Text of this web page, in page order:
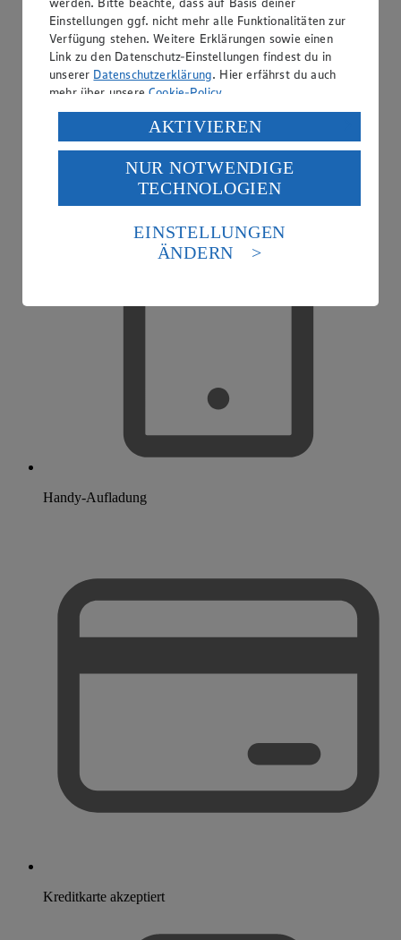
EDEKA smart
Handy-Aufladung
Kreditkarte akzeptiert
Einstellungen ggf. nicht mehr alle Funktionalitäten zur
Verfügung stehen. Weitere Erklärungen sowie einen
Link zu den Datenschutz-Einstellungen findest du in
unserer Datenschutzerklärung. Hier erfährst du auch
mehr über unsereCookie-Policy.
Verarbeitung deiner personenbezogenen Daten in den
USA durch Facebook und YouTube:
Wenn du auf „Aktivieren“ klickst, willigst du im Sinne
des Art. 49 Abs. 1 Satz 1 lit. a) DSGVO ein, dass deine
Daten in den USA verarbeitet werden. Der EuGH sieht
die USA als Land mit einem nach europäischen
Standards nicht angemessenen Datenschutzniveau an.
Es besteht das Risiko eines Zugriffs durch US-
Informationen zum Herausgeber der Seite findest du
AKTIVIEREN
NUR NOTWENDIGE
TECHNOLOGIEN
EINSTELLUNGEN
ÄNDERN